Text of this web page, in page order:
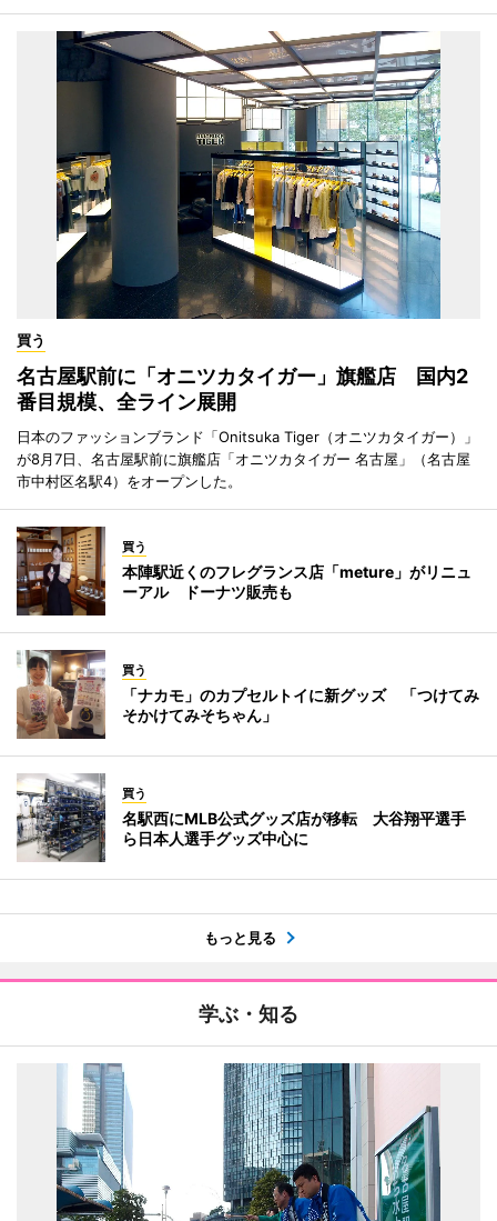
買う
名古屋駅前に「オニツカタイガー」旗艦店 国内2
番目規模、全ライン展開
日本のファッションブランド「Onitsuka Tiger（オニツカタイガー）」
が8月7日、名古屋駅前に旗艦店「オニツカタイガー 名古屋」（名古屋
市中村区名駅4）をオープンした。
買う
本陣駅近くのフレグランス店「meture」がリニュ
ーアル ドーナツ販売も
買う
「ナカモ」のカプセルトイに新グッズ 「つけてみ
そかけてみそちゃん」
買う
名駅西にMLB公式グッズ店が移転 大谷翔平選手
ら日本人選手グッズ中心に
もっと見る
学ぶ・知る